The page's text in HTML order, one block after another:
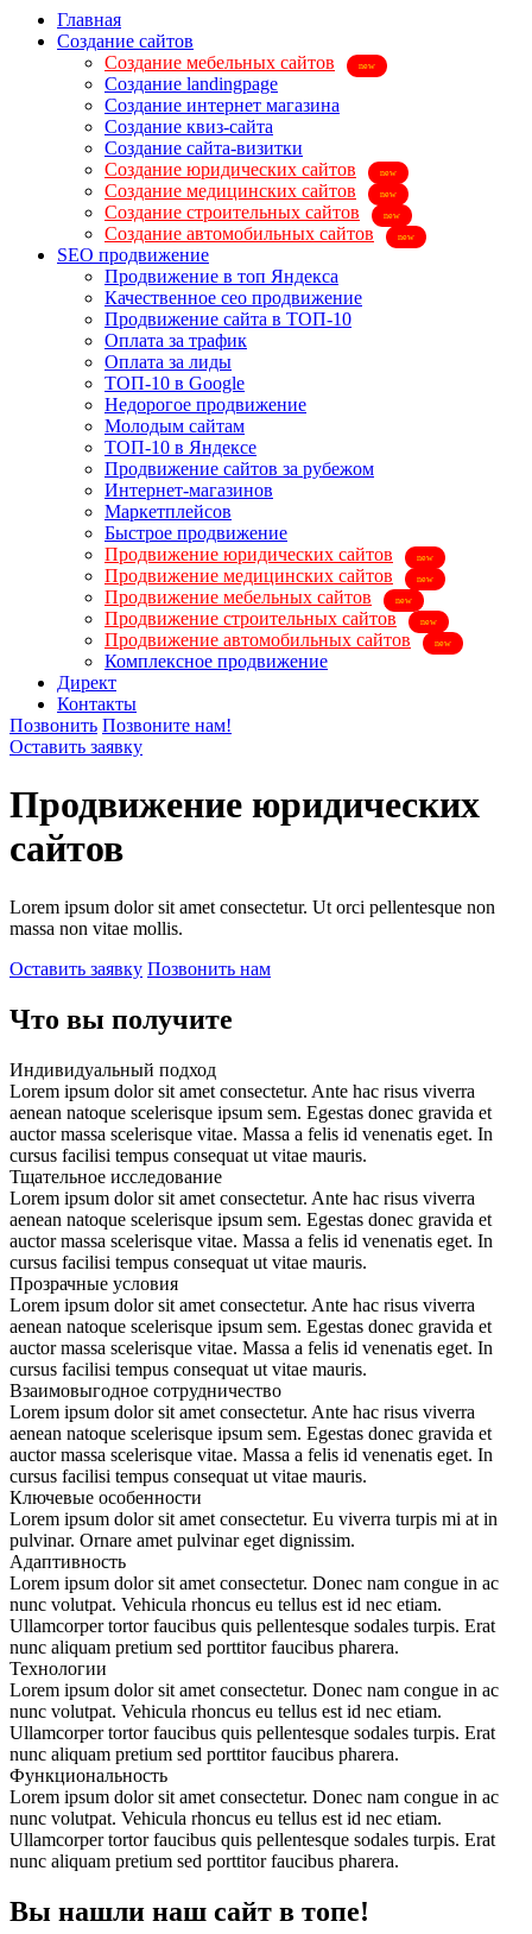
Главная
Создание сайтов
Создание мебельных сайтов
Создание landingpage
Создание интернет магазина
Создание квиз-сайта
Создание сайта-визитки
Создание юридических сайтов
Создание медицинских сайтов
Создание строительных сайтов
Создание автомобильных сайтов
SEO продвижение
Продвижение в топ Яндекса
Качественное сео продвижение
Продвижение сайта в ТОП-10
Оплата за трафик
Оплата за лиды
ТОП-10 в Google
Недорогое продвижение
Молодым сайтам
ТОП-10 в Яндексе
Продвижение сайтов за рубежом
Интернет-магазинов
Маркетплейсов
Быстрое продвижение
Продвижение юридических сайтов
Продвижение медицинских сайтов
Продвижение мебельных сайтов
Продвижение строительных сайтов
Продвижение автомобильных сайтов
Комплексное продвижение
Директ
Контакты
Позвонить Позвоните нам!
Оставить заявку
Продвижение юридических
сайтов
Lorem ipsum dolor sit amet consectetur. Ut orci pellentesque non
massa non vitae mollis.
Оставить заявку Позвонить нам
Что вы получите
Индивидуальный подход
Lorem ipsum dolor sit amet consectetur. Ante hac risus viverra
aenean natoque scelerisque ipsum sem. Egestas donec gravida et
auctor massa scelerisque vitae. Massa a felis id venenatis eget. In
cursus facilisi tempus consequat ut vitae mauris.
Тщательное исследование
Lorem ipsum dolor sit amet consectetur. Ante hac risus viverra
aenean natoque scelerisque ipsum sem. Egestas donec gravida et
auctor massa scelerisque vitae. Massa a felis id venenatis eget. In
cursus facilisi tempus consequat ut vitae mauris.
Прозрачные условия
Lorem ipsum dolor sit amet consectetur. Ante hac risus viverra
aenean natoque scelerisque ipsum sem. Egestas donec gravida et
auctor massa scelerisque vitae. Massa a felis id venenatis eget. In
cursus facilisi tempus consequat ut vitae mauris.
Взаимовыгодное сотрудничество
Lorem ipsum dolor sit amet consectetur. Ante hac risus viverra
aenean natoque scelerisque ipsum sem. Egestas donec gravida et
auctor massa scelerisque vitae. Massa a felis id venenatis eget. In
cursus facilisi tempus consequat ut vitae mauris.
Ключевые особенности
Lorem ipsum dolor sit amet consectetur. Eu viverra turpis mi at in
pulvinar. Ornare amet pulvinar eget dignissim.
Адаптивность
Lorem ipsum dolor sit amet consectetur. Donec nam congue in ac
nunc volutpat. Vehicula rhoncus eu tellus est id nec etiam.
Ullamcorper tortor faucibus quis pellentesque sodales turpis. Erat
nunc aliquam pretium sed porttitor faucibus pharera.
Технологии
Lorem ipsum dolor sit amet consectetur. Donec nam congue in ac
nunc volutpat. Vehicula rhoncus eu tellus est id nec etiam.
Ullamcorper tortor faucibus quis pellentesque sodales turpis. Erat
nunc aliquam pretium sed porttitor faucibus pharera.
Функциональность
Lorem ipsum dolor sit amet consectetur. Donec nam congue in ac
nunc volutpat. Vehicula rhoncus eu tellus est id nec etiam.
Ullamcorper tortor faucibus quis pellentesque sodales turpis. Erat
nunc aliquam pretium sed porttitor faucibus pharera.
Вы нашли наш сайт в топе!